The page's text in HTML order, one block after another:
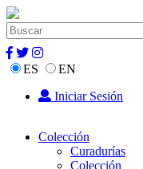
ES
EN
Iniciar Sesión
Colección
Curadurías
Colección